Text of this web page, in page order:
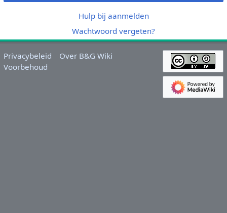
Hulp bij aanmelden
Wachtwoord vergeten?
Privacybeleid
Over B&G Wiki
Voorbehoud